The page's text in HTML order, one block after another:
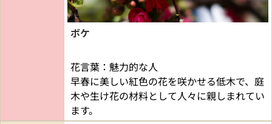
ボケ
花言葉：魅力的な人
早春に美しい紅色の花を咲かせる低木で、庭
木や生け花の材料として人々に親しまれてい
ます。